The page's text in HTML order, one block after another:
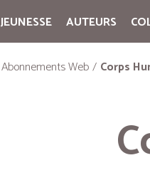
JEUNESSE AUTEURS
Abonnements Web Corps